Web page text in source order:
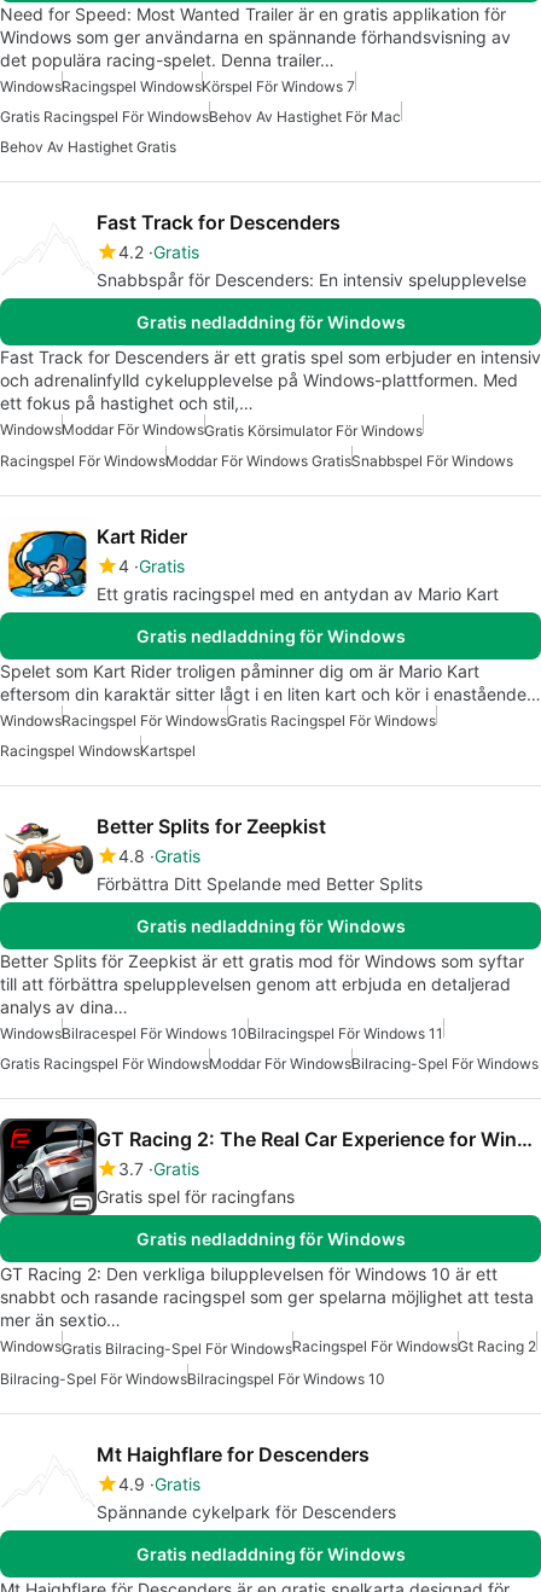
Need for Speed: Most Wanted Trailer är en gratis applikation för
Windows som ger användarna en spännande förhandsvisning av
det populära racing-spelet. Denna trailer…
WindowsRacingspel WindowsKörspel För Windows 7
Gratis Racingspel För WindowsBehov Av Hastighet För Mac
Behov Av Hastighet Gratis
Fast Track for Descenders
4.2 Gratis
Snabbspår för Descenders: En intensiv spelupplevelse
Gratis nedladdning för Windows
Fast Track for Descenders är ett gratis spel som erbjuder en intensiv
och adrenalinfylld cykelupplevelse på Windows-plattformen. Med
ett fokus på hastighet och stil,…
WindowsModdar För WindowsGratis Körsimulator För Windows
Racingspel För WindowsModdar För Windows GratisSnabbspel För Windows
Kart Rider
4 Gratis
Ett gratis racingspel med en antydan av Mario Kart
Gratis nedladdning för Windows
Spelet som Kart Rider troligen påminner dig om är Mario Kart
eftersom din karaktär sitter lågt i en liten kart och kör i enastående…
WindowsRacingspel För WindowsGratis Racingspel För Windows
Racingspel WindowsKartspel
Better Splits for Zeepkist
4.8 Gratis
Förbättra Ditt Spelande med Better Splits
Gratis nedladdning för Windows
Better Splits för Zeepkist är ett gratis mod för Windows som syftar
till att förbättra spelupplevelsen genom att erbjuda en detaljerad
analys av dina…
WindowsBilracespel För Windows 10Bilracingspel För Windows 11
Gratis Racingspel För WindowsModdar För WindowsBilracing-Spel För Windows
GT Racing 2: The Real Car Experience for Windows 10
3.7 Gratis
Gratis spel för racingfans
Gratis nedladdning för Windows
GT Racing 2: Den verkliga bilupplevelsen för Windows 10 är ett
snabbt och rasande racingspel som ger spelarna möjlighet att testa
mer än sextio…
WindowsGratis Bilracing-Spel För WindowsRacingspel För WindowsGt Racing 2
Bilracing-Spel För WindowsBilracingspel För Windows 10
Mt Haighflare for Descenders
4.9 Gratis
Spännande cykelpark för Descenders
Gratis nedladdning för Windows